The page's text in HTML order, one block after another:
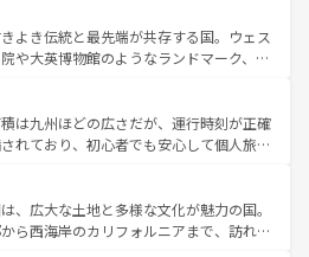
の発祥地であるランス、プロヴァンスの
ー畑など、多彩な楽しみ方が可能だ。さ
地域にも魅力が溢れており、どの街角に
ぶとそれぞれで全く異なる文化を体験で
だろう。 なお、新着のフランス情報はコンテンツ一覧
。
、どこを歩いても飽きることがない。ベ
気、バイエルン州のアルプスの絶景、そ
のワイン畑といった風景は必見。ビール
ぜひ体験してほしい。 なお、新着の
テンツ一覧を参照してほしい。
よき伝統と最先端が共存する国。ウェス
や大英博物館のようなランドマーク、歴
魅力がある。また、優雅なアフタヌーン
きにはたまらない英国パブ、サッカー観
らこそできる体験も豊富。イギリスを旅
てほしい。
は九州ほどの広さだが、運行時刻が正確
れており、初心者でも安心して個人旅行
残る町や、スイスならではのユニークな
ルプス観光だけでなく町歩きも満喫する
民の所得が高いため物価も高いが、旅行
、広大な土地と多様な文化が魅力の国。
ら西海岸のカリフォルニアまで、訪れる